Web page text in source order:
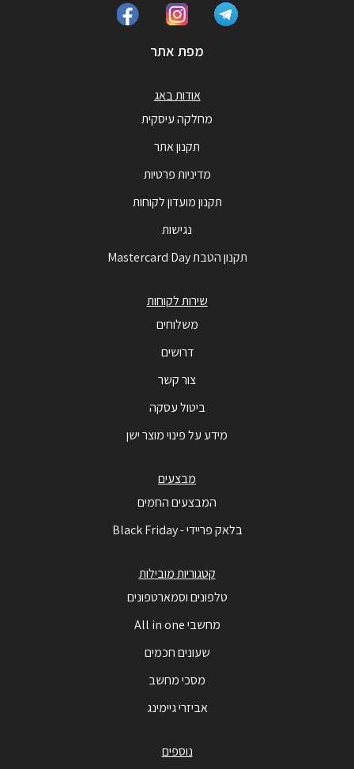
מפת אתר
אודות באג
מחלקה עיסקית
תקנון אתר
מדיניות פרטיות
תקנון מועדון לקוחות
נגישות
תקנון הטבת Mastercard Day
שירות לקוחות
משלוחים
דרושים
צור קשר
ביטול עסקה
מידע על פינוי מוצר ישן
מבצעים
המבצעים החמים
בלאק פריידי - Black Friday
קטגוריות מובילות
טלפונים וסמארטפונים
מחשבי All in one
שעונים חכמים
מסכי מחשב
אביזרי גיימינג
נוספים